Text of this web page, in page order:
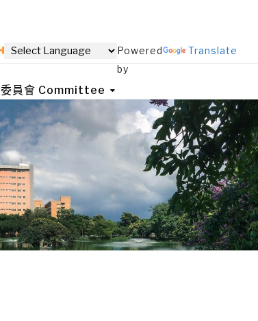
Powered
by
Translate
委員會 Committee